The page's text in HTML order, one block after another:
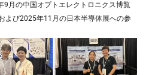
9月の中国オプトエレクトロニクス博覧
よび2025年11月の日本半導体展への参